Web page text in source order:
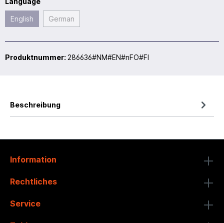
English German
Produktnummer: 286636#NM#EN#nFO#FI
Beschreibung
Information
Rechtliches
Service